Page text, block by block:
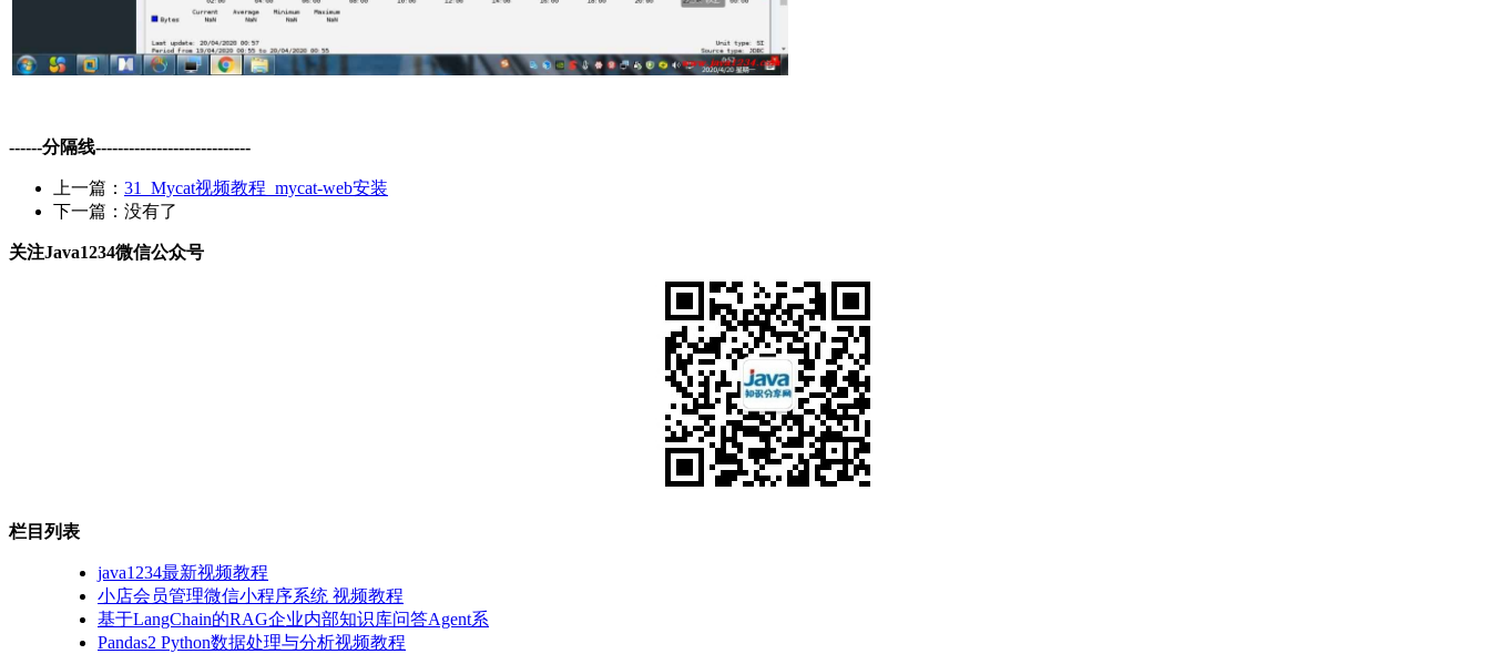
------分隔线----------------------------
上一篇： 31_Mycat视频教程_mycat-web安装
下一篇：没有了
关注Java1234微信公众号
栏目列表
java1234最新视频教程
小店会员管理微信小程序系统 视频教程
基于LangChain的RAG企业内部知识库问答Agent系
Pandas2 Python数据处理与分析视频教程